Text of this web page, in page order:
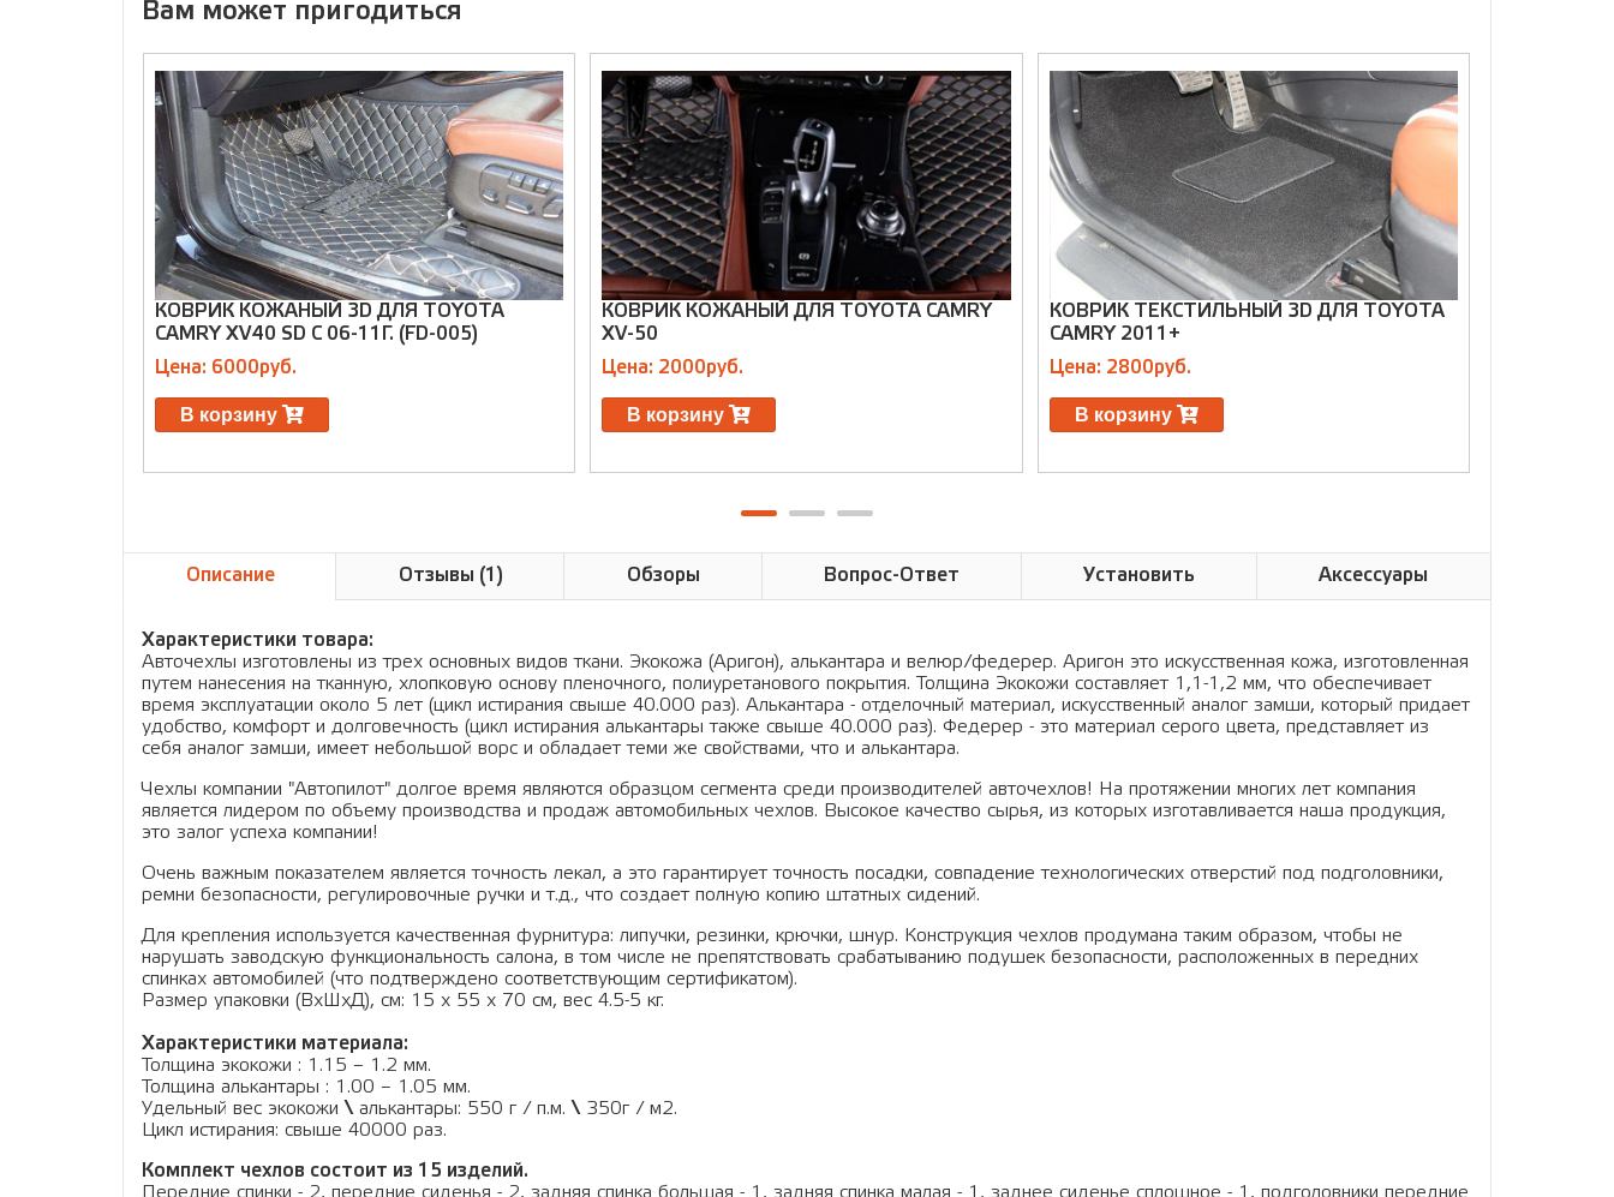
Вам может пригодиться
КОВРИК КОЖАНЫЙ 3D ДЛЯ TOYOTA
CAMRY XV40 SD С 06-11Г. (FD-005)
Цена: 6000руб.
В корзину
КОВРИК КОЖАНЫЙ ДЛЯ TOYOTA CAMRY
XV-50
Цена: 2000руб.
В корзину
КОВРИК ТЕКСТИЛЬНЫЙ 3D ДЛЯ TOYOTA
CAMRY 2011+
Цена: 2800руб.
В корзину
Описание Отзывы (1) Обзоры Вопрос-Ответ Установить Аксессуары
Характеристики товара:
Авточехлы изготовлены из трех основных видов ткани. Экокожа (Аригон), алькантара и велюр/федерер. Аригон это искусственная кожа, изготовленная
путем нанесения на тканную, хлопковую основу пленочного, полиуретанового покрытия. Толщина Экокожи составляет 1,1-1,2 мм, что обеспечивает
время эксплуатации около 5 лет (цикл истирания свыше 40.000 раз). Алькантара - отделочный материал, искусственный аналог замши, который придает
удобство, комфорт и долговечность (цикл истирания алькантары также свыше 40.000 раз). Федерер - это материал серого цвета, представляет из
себя аналог замши, имеет небольшой ворс и обладает теми же свойствами, что и алькантара.
Чехлы компании "Автопилот" долгое время являются образцом сегмента среди производителей авточехлов! На протяжении многих лет компания
является лидером по объему производства и продаж автомобильных чехлов. Высокое качество сырья, из которых изготавливается наша продукция,
это залог успеха компании!
Очень важным показателем является точность лекал, а это гарантирует точность посадки, совпадение технологических отверстий под подголовники,
ремни безопасности, регулировочные ручки и т.д., что создает полную копию штатных сидений.
Для крепления используется качественная фурнитура: липучки, резинки, крючки, шнур. Конструкция чехлов продумана таким образом, чтобы не
нарушать заводскую функциональность салона, в том числе не препятствовать срабатыванию подушек безопасности, расположенных в передних
спинках автомобилей (что подтверждено соответствующим сертификатом).
Размер упаковки (ВхШхД), см: 15 x 55 x 70 см, вес 4.5-5 кг.
Характеристики материала:
Толщина экокожи : 1.15 – 1.2 мм.
Толщина алькантары : 1.00 – 1.05 мм.
Удельный вес экокожи \ алькантары: 550 г / п.м. \ 350г / м2.
Цикл истирания: свыше 40000 раз.
Комплект чехлов состоит из 15 изделий.
Передние спинки - 2, передние сиденья - 2, задняя спинка большая - 1, задняя спинка малая - 1, заднее сиденье сплошное - 1, подголовники передние